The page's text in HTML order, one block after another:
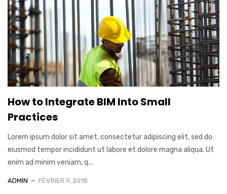
How to Integrate BIM Into Small
Practices
Lorem ipsum dolor sit amet, consectetur adipiscing elit, sed do
eiusmod tempor incididunt ut labore et dolore magna aliqua. Ut
enim ad minim veniam, q...
ADMIN FÉVRIER 9, 2018